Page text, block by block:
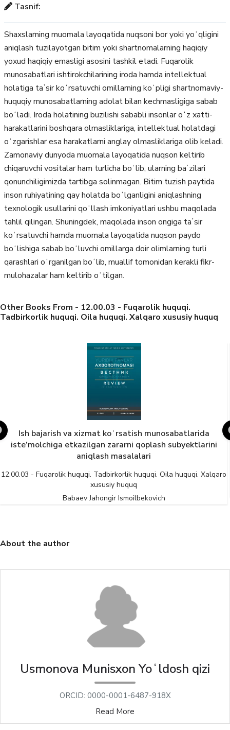
Tasnif:
Shaxslarning muomala layoqatida nuqsoni bor yoki yoʻqligini
aniqlash tuzilayotgan bitim yoki shartnomalarning haqiqiy
yoxud haqiqiy emasligi asosini tashkil etadi. Fuqarolik
munosabatlari ishtirokchilarining iroda hamda intellektual
holatiga taʼsir koʻrsatuvchi omillarning koʻpligi shartnomaviy-
huquqiy munosabatlarning adolat bilan kechmasligiga sabab
boʻladi. Iroda holatining buzilishi sababli insonlar oʻz xatti-
harakatlarini boshqara olmasliklariga, intellektual holatdagi
oʻzgarishlar esa harakatlarni anglay olmasliklariga olib keladi.
Zamonaviy dunyoda muomala layoqatida nuqson keltirib
chiqaruvchi vositalar ham turlicha boʻlib, ularning baʼzilari
qonunchiligimizda tartibga solinmagan. Bitim tuzish paytida
inson ruhiyatining qay holatda boʻlganligini aniqlashning
texnologik usullarini qoʻllash imkoniyatlari ushbu maqolada
tahlil qilingan. Shuningdek, maqolada inson ongiga taʼsir
koʻrsatuvchi hamda muomala layoqatida nuqson paydo
boʻlishiga sabab boʻluvchi omillarga doir olimlarning turli
qarashlari oʻrganilgan boʻlib, muallif tomonidan kerakli fikr-
mulohazalar ham keltirib oʻtilgan.
Other Books From - 12.00.03 - Fuqarolik huquqi.
Tadbirkorlik huquqi. Oila huquqi. Xalqaro xususiy huquq
Ish bajarish va xizmat koʻrsatish munosabatlarida
iste’molchiga etkazilgan zararni qoplash subyektlarini
aniqlash masalalari
12.00.03 - Fuqarolik huquqi. Tadbirkorlik huquqi. Oila huquqi. Xalqaro
xususiy huquq
Babaev Jahongir Ismoilbekovich
About the author
Usmonova Munisxon Yoʻldosh qizi
ORCID: 0000-0001-6487-918X
Read More